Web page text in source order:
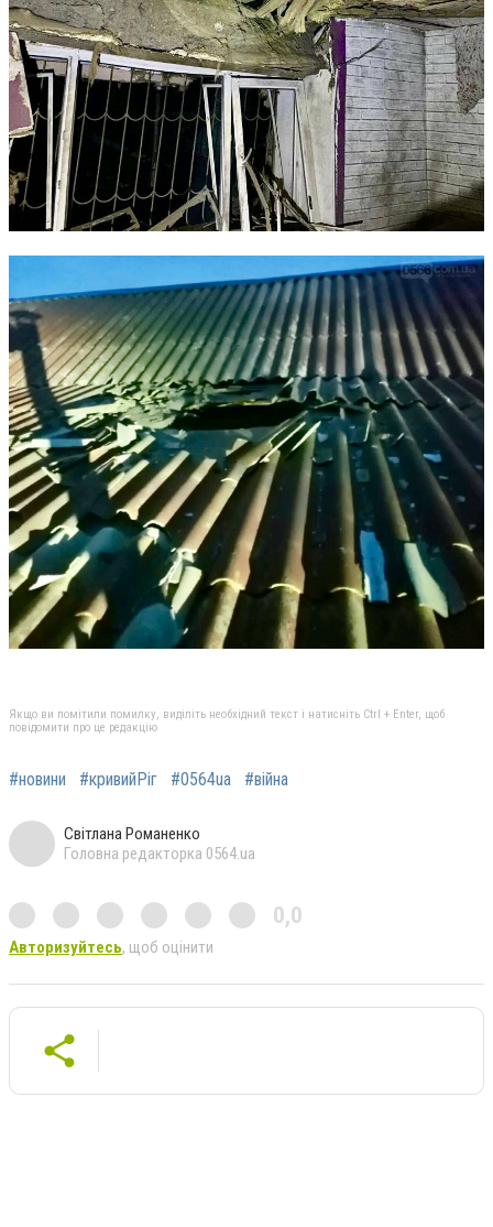
Якщо ви помітили помилку, виділіть необхідний текст і натисніть Ctrl + Enter, щоб
повідомити про це редакцію
#новини #кривийРіг #0564ua #війна
Світлана Романенко
Головна редакторка 0564.ua
0,0
Авторизуйтесь, щоб оцінити